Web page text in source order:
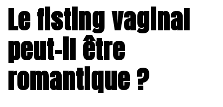
Le fisting vaginal
peut-il être
romantique ?